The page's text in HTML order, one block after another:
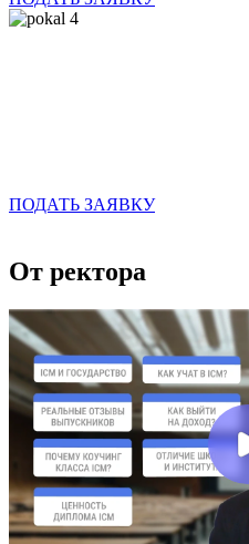
ПОДАТЬ ЗАЯВКУ
От ректора